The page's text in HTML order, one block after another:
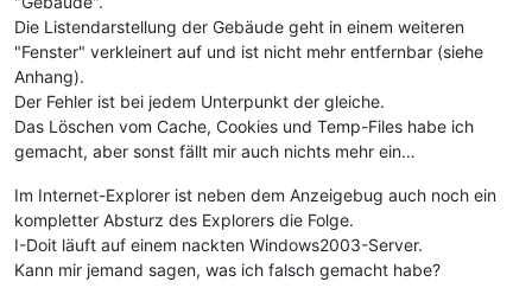
Die Listendarstellung der Gebäude geht in einem weiteren
"Fenster" verkleinert auf und ist nicht mehr entfernbar (siehe
Anhang).
Der Fehler ist bei jedem Unterpunkt der gleiche.
Das Löschen vom Cache, Cookies und Temp-Files habe ich
gemacht, aber sonst fällt mir auch nichts mehr ein…
Im Internet-Explorer ist neben dem Anzeigebug auch noch ein
kompletter Absturz des Explorers die Folge.
I-Doit läuft auf einem nackten Windows2003-Server.
Kann mir jemand sagen, was ich falsch gemacht habe?